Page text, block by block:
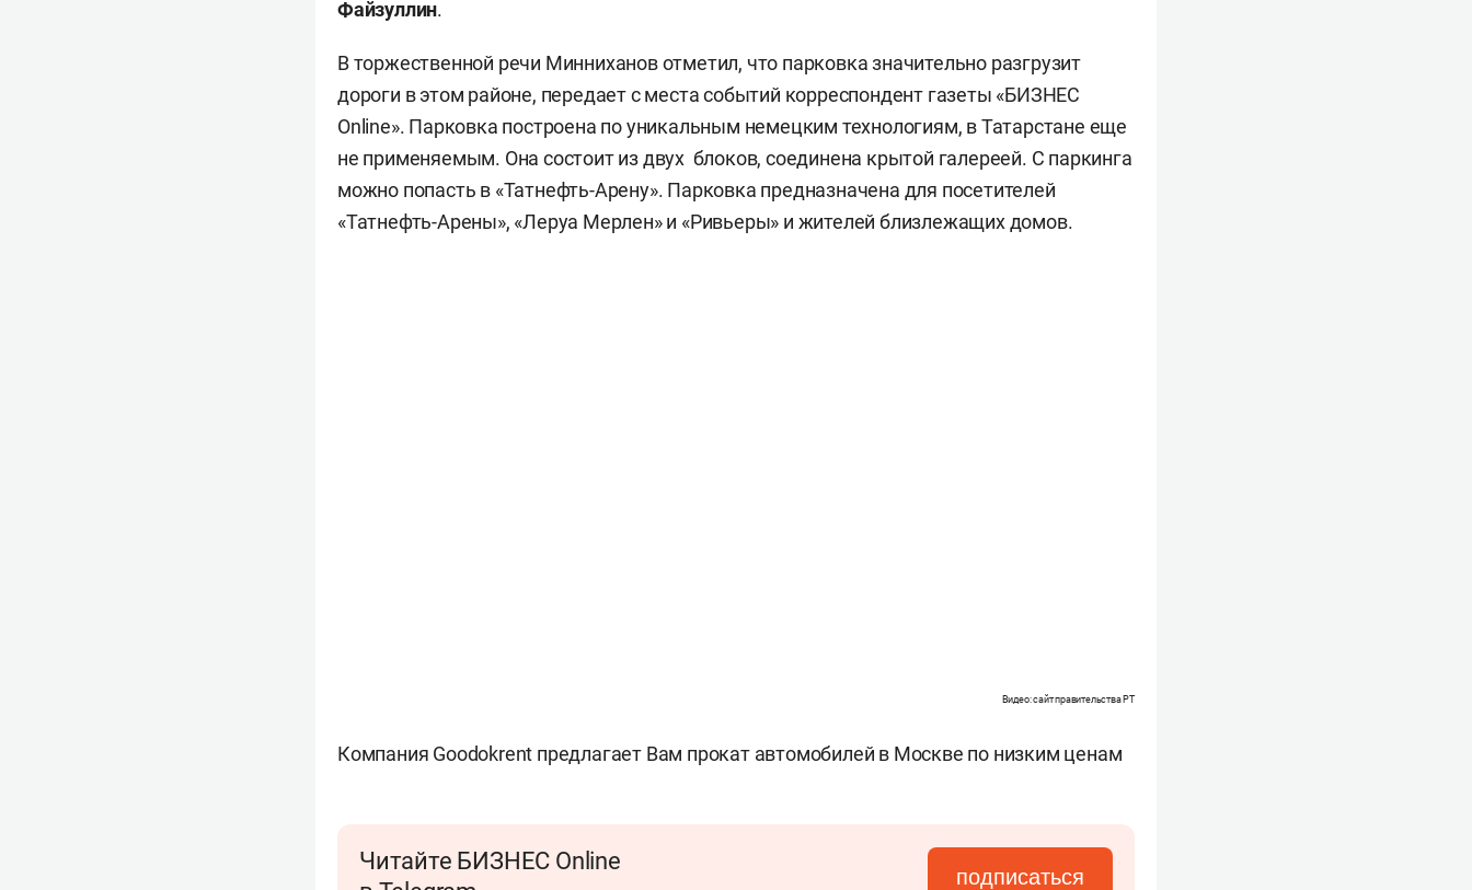
Файзуллин.
В торжественной речи Минниханов отметил, что парковка значительно разгрузит
дороги в этом районе, передает с места событий корреспондент газеты «БИЗНЕС
Online». Парковка построена по уникальным немецким технологиям, в Татарстане еще
не применяемым. Она состоит из двух блоков, соединена крытой галереей. С паркинга
можно попасть в «Татнефть-Арену». Парковка предназначена для посетителей
«Татнефть-Арены», «Леруа Мерлен» и «Ривьеры» и жителей близлежащих домов.
Видео: сайт правительства РТ
Компания Goodokrent предлагает Вам прокат автомобилей в Москве по низким ценам
Читайте БИЗНЕС Online
подписаться